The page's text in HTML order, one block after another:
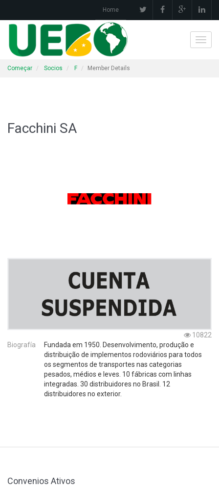
Home
Começar Socios F Member Details
Facchini SA
10822
Biografía
Fundada em 1950. Desenvolvimento, produção e
distribuição de implementos rodoviários para todos
os segmentos de transportes nas categorias
pesados, médios e leves. 10 fábricas com linhas
integradas. 30 distribuidores no Brasil. 12
distribuidores no exterior.
Convenios Ativos